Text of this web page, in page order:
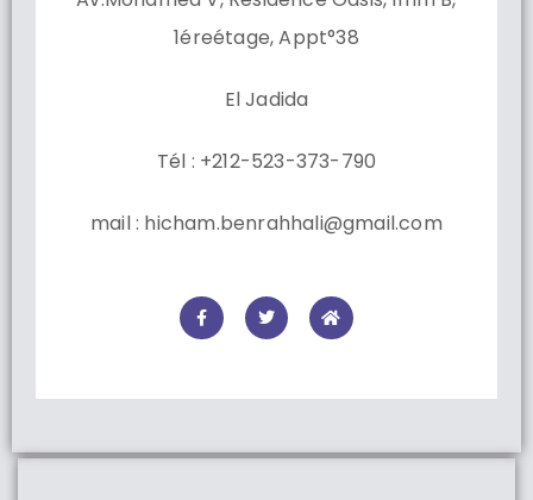
1éreétage, Appt°38
El Jadida
Tél : +212-523-373-790
mail : hicham.benrahhali@gmail.com